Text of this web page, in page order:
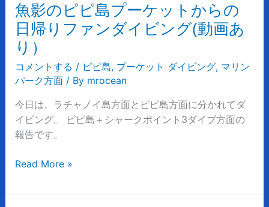
魚影のピピ島プーケットからの
日帰りファンダイビング(動画あ
り）
コメントする / ピピ島, プーケット ダイビング, マリン
パーク方面/ By mrocean
今日は、ラチャノイ島方面とピピ島方面に分かれてダ
イビング。 ピピ島＋シャークポイント3ダイブ方面の
報告です。
の
日
帰
り
フ
ァ
ン
ダ
イ
ン
Read More »